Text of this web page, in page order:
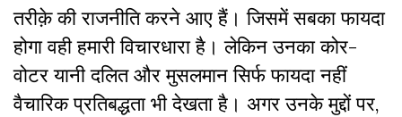
तरीक़े की राजनीति करने आए हैं। जिसमें सबका फायदा
होगा वही हमारी विचारधारा है। लेकिन उनका कोर-
वोटर यानी दलित और मुसलमान सिर्फ फायदा नहीं
वैचारिक प्रतिबद्धता भी देखता है। अगर उनके मुद्दों पर,